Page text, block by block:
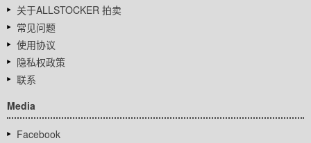
关于ALLSTOCKER 拍卖
常见问题
使用协议
隐私权政策
联系
Media
Facebook